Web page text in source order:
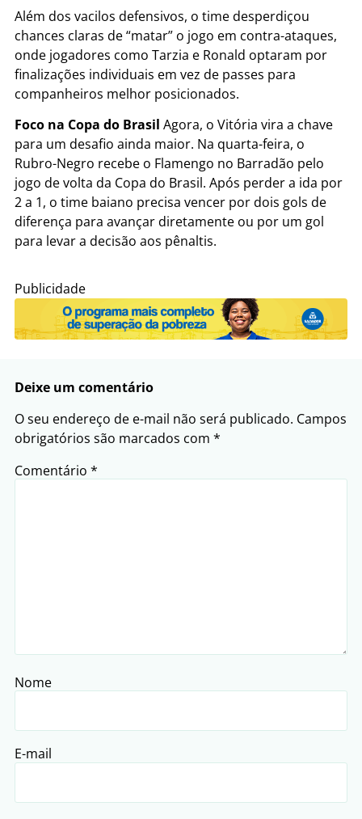
Além dos vacilos defensivos, o time desperdiçou
chances claras de “matar” o jogo em contra-ataques,
onde jogadores como Tarzia e Ronald optaram por
finalizações individuais em vez de passes para
companheiros melhor posicionados.
Foco na Copa do Brasil Agora, o Vitória vira a chave
para um desafio ainda maior. Na quarta-feira, o
Rubro-Negro recebe o Flamengo no Barradão pelo
jogo de volta da Copa do Brasil. Após perder a ida por
2 a 1, o time baiano precisa vencer por dois gols de
diferença para avançar diretamente ou por um gol
para levar a decisão aos pênaltis.
Publicidade
Deixe um comentário
O seu endereço de e-mail não será publicado. Campos
obrigatórios são marcados com *
Comentário *
Nome
E-mail